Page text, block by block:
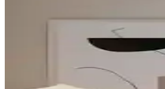
Mad Accessories Maça As
Mad Accessories'in Maça as tasarımlı,
Ant Home Ayna Serisi